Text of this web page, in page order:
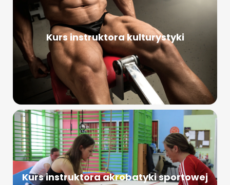
Kurs instruktora kulturystyki
Kurs instruktora akrobatyki sportowej